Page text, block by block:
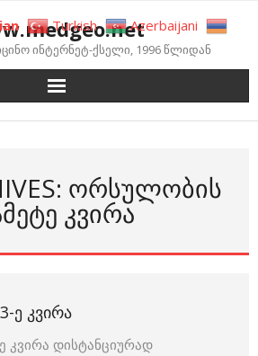
ინტერნეტ-ქსელი, 1996 წლიდან
ᲝᲠᲡᲣᲚᲝᲑᲘᲡ
ᲙᲕᲘᲠᲐ
Ე ᲙᲕᲘᲠᲐ
კვირა დისტანციურად
Turkish
Azerbaijani